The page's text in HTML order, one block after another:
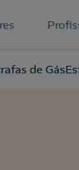
de Gás